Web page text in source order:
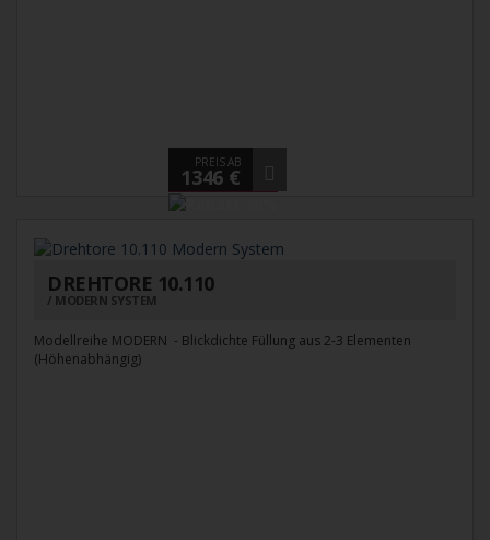
PREIS AB
1346 €
DREHTORE 10.110
MODERN SYSTEM
Modellreihe MODERN - Blickdichte Füllung aus 2-3 Elementen
(Höhenabhängig)